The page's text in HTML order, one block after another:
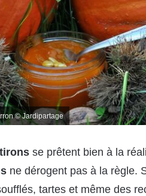
© Jardipartage
se prêtent bien à la
ne dérogent pas à la règle.
tartes et même des